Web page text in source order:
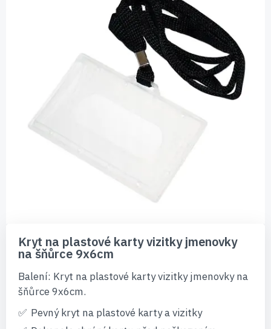
začátek
galerie
obrázky
Kryt na plastové karty vizitky jmenovky
na šňůrce 9x6cm
Balení: Kryt na plastové karty vizitky jmenovky na
šňůrce 9x6cm.
Pevný kryt na plastové karty a vizitky